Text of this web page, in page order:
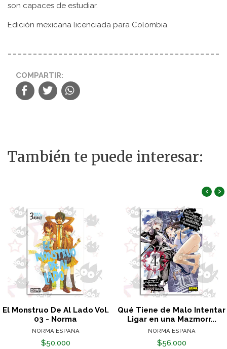
son capaces de estudiar.
Edición mexicana licenciada para Colombia.
COMPARTIR:
También te puede interesar:
El Monstruo De Al Lado Vol.
03 - Norma
NORMA ESPAÑA
$50.000
Qué Tiene de Malo Intentar
Ligar en una Mazmorr...
NORMA ESPAÑA
$56.000
‹ ›